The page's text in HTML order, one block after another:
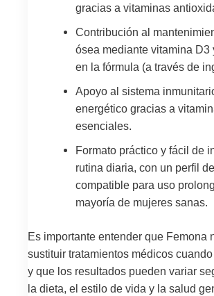
gracias a vitaminas
Contribución al
ósea mediante vitamina
en la fórmula (a través de
Apoyo al sistema
energético gracias a
esenciales.
Formato práctico y fácil de
rutina diaria, con un perfil
compatible para uso
mayoría de mujeres sanas.
Es importante entender que Femona
sustituir tratamientos médicos
y que los resultados pueden variar
la dieta, el estilo de vida y la salud